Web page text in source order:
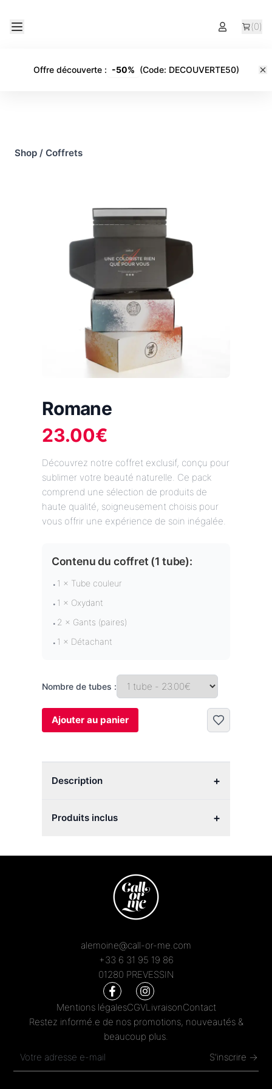
(0)
Offre découverte: -50% (Code: DECOUVERTE50)
Shop / Coffrets
Romane
23.00€
Découvrez notre coffret exclusif, conçu pour
sublimer votre beauté naturelle. Ce pack
comprend une sélection de produits de
haute qualité, soigneusement choisis pour
vous offrir une expérience de soin inégalée.
Contenu du coffret (1 tube):
• 1 × Tube couleur
• 1 × Oxydant
• 2 × Gants (paires)
• 1 × Détachant
Nombre de tubes :
Ajouter au panier
Description +
Produits inclus +
alemoine@call-or-me.com
+33 6 31 95 19 86
01280 PREVESSIN
Mentions légalesCGVLivraisonContact
Restez informé.e de nos promotions, nouveautés &
beaucoup plus.
S'inscrire →